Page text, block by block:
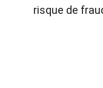
risque de